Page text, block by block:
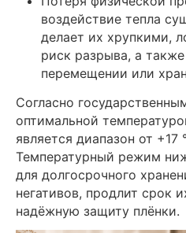
воздействие тепла
делает их хрупкими,
риск разрыва, а
перемещении или
Согласно
оптимальной
является диапазон от +17
Температурный режим
для долгосрочного
негативов, продлит срок
надёжную защиту плёнки.